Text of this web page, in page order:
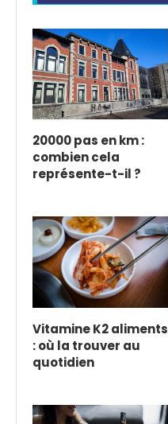
20000 pas en km :
combien cela
représente-t-il ?
Vitamine K2 aliments
: où la trouver au
quotidien